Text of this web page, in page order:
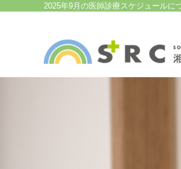
2025年9月の医師診療スケジュールに